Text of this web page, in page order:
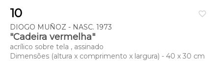
favorite_border
10
DIOGO MUÑOZ - NASC. 1973
"Cadeira vermelha"
acrílico sobre tela , assinado
Dimensões (altura x comprimento x largura) - 40 x 30 cm